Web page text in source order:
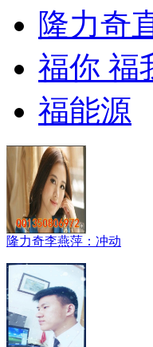
隆力奇
福你 福
福能源
隆力奇李燕萍：冲动